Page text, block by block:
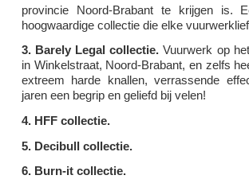
provincie Noord-Brabant te krijgen is.
hoogwaardige collectie die elke
3. Barely Legal collectie. Vuurwerk op
in Winkelstraat, Noord-Brabant, en zelfs
extreem harde knallen, verrassende
jaren een begrip en geliefd bij velen!
4. HFF collectie.
5. Decibull collectie.
6. Burn-it collectie.